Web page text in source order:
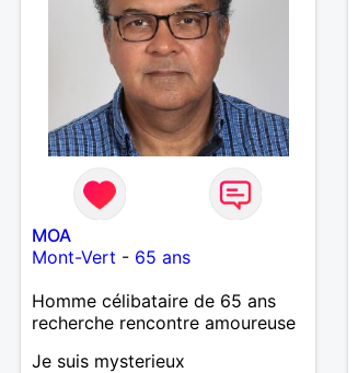
MOA
Mont-Vert - 65 ans
Homme célibataire de 65 ans
recherche rencontre amoureuse
Je suis mysterieux